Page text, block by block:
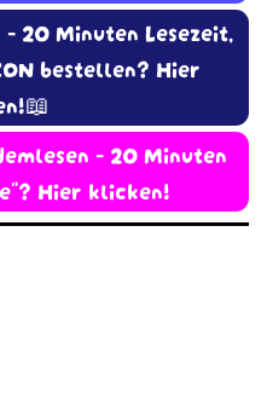
- 20 Minuten Lesezeit,
bestellen? Hier
- 20 Minuten
Hier klicken!